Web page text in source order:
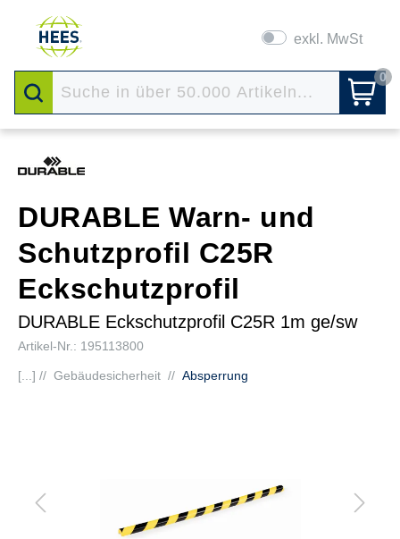
exkl. MwSt
0
DURABLE Warn- und
Schutzprofil C25R
Eckschutzprofil
DURABLE Eckschutzprofil C25R 1m ge/sw
Artikel-Nr.: 195113800
[...] // Gebäudesicherheit // Absperrung